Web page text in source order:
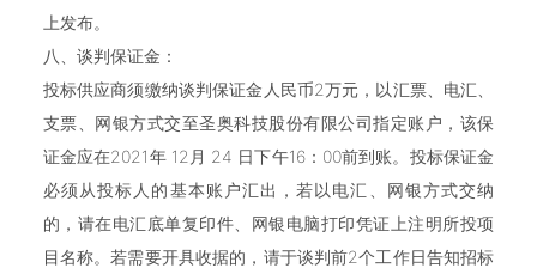
上发布。
八、谈判保证金：
投标供应商须缴纳谈判保证金人民币2万元，以汇票、电汇、
支票、网银方式交至圣奥科技股份有限公司指定账户，该保
证金应在2021年 12月 24 日下午16：00前到账。投标保证金
必须从投标人的基本账户汇出，若以电汇、网银方式交纳
的，请在电汇底单复印件、网银电脑打印凭证上注明所投项
目名称。若需要开具收据的，请于谈判前2个工作日告知招标